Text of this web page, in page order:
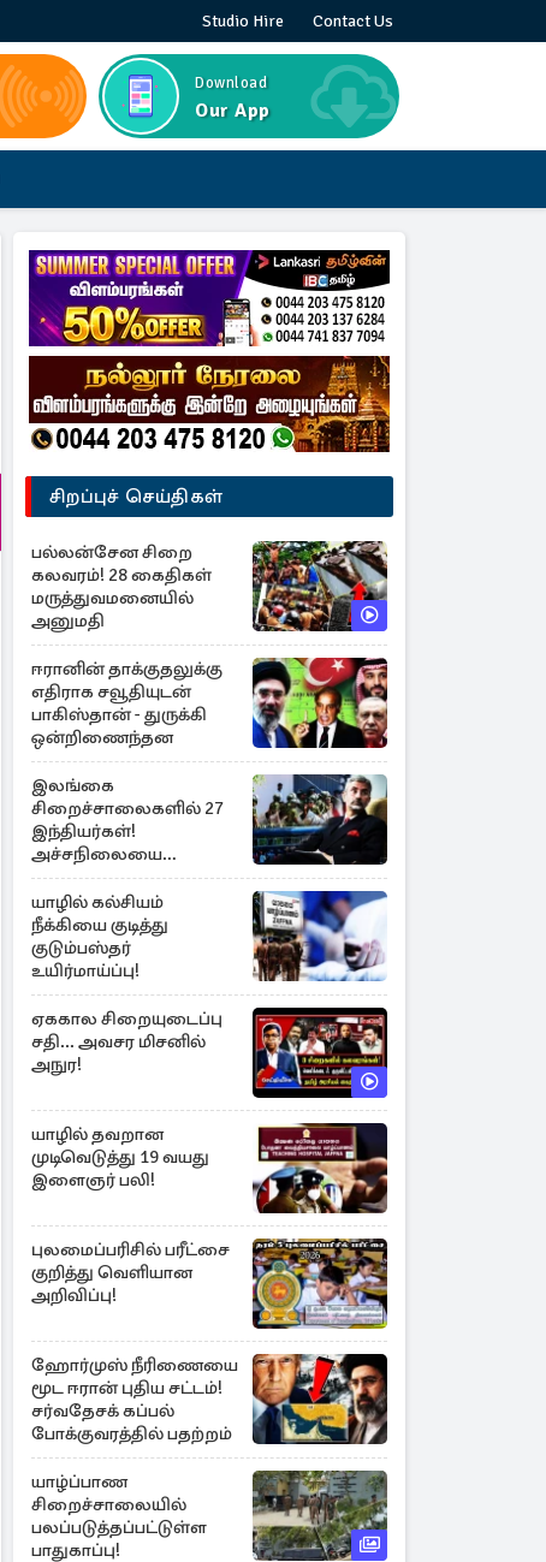
Studio Hire Contact Us
Download
Our App
சிறப்புச் செய்திகள்
பல்லன்சேன சிறை
கலவரம்! 28 கைதிகள்
மருத்துவமனையில்
அனுமதி
ஈரானின் தாக்குதலுக்கு
எதிராக சவூதியுடன்
பாகிஸ்தான் - துருக்கி
ஒன்றிணைந்தன
இலங்கை
சிறைச்சாலைகளில் 27
இந்தியர்கள்!
அச்சநிலையை
மையப்படுத்தி
ஜெயசங்கர் அறிக்கை
யாழில் கல்சியம்
நீக்கியை குடித்து
குடும்பஸ்தர்
உயிர்மாய்ப்பு!
ஏககால சிறையுடைப்பு
சதி... அவசர மிசனில்
அநுர!
யாழில் தவறான
முடிவெடுத்து 19 வயது
இளைஞர் பலி!
புலமைப்பரிசில் பரீட்சை
குறித்து வெளியான
அறிவிப்பு!
ஹோர்முஸ் நீரிணையை
மூட ஈரான் புதிய சட்டம்!
சர்வதேசக் கப்பல்
போக்குவரத்தில் பதற்றம்
யாழ்ப்பாண
சிறைச்சாலையில்
பலப்படுத்தப்பட்டுள்ள
பாதுகாப்பு!